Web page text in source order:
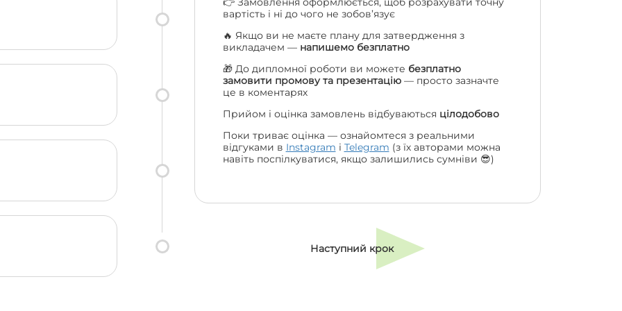
вартість і ні до чого не зобов’язує
🔥 Якщо ви не маєте плану для затвердження з
викладачем — напишемо безплатно
🎁 До дипломної роботи ви можете безплатно
замовити промову та презентацію— просто зазначте
це в коментарях
Прийом і оцінка замовлень відбуваються цілодобово
Поки триває оцінка — ознайомтеся з реальними
відгуками в Instagram і Telegram (з їх авторами можна
навіть поспілкуватися, якщо залишились сумніви 😎)
Наступний крок